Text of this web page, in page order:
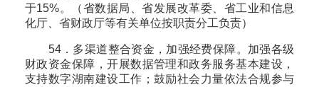
于15%。（省数据局、省发展改革委、省工业和信息
化厅、省财政厅等有关单位按职责分工负责）
54．多渠道整合资金，加强经费保障。加强各级
财政资金保障，开展数据管理和政务服务基本建设，
支持数字湖南建设工作；鼓励社会力量依法合规参与